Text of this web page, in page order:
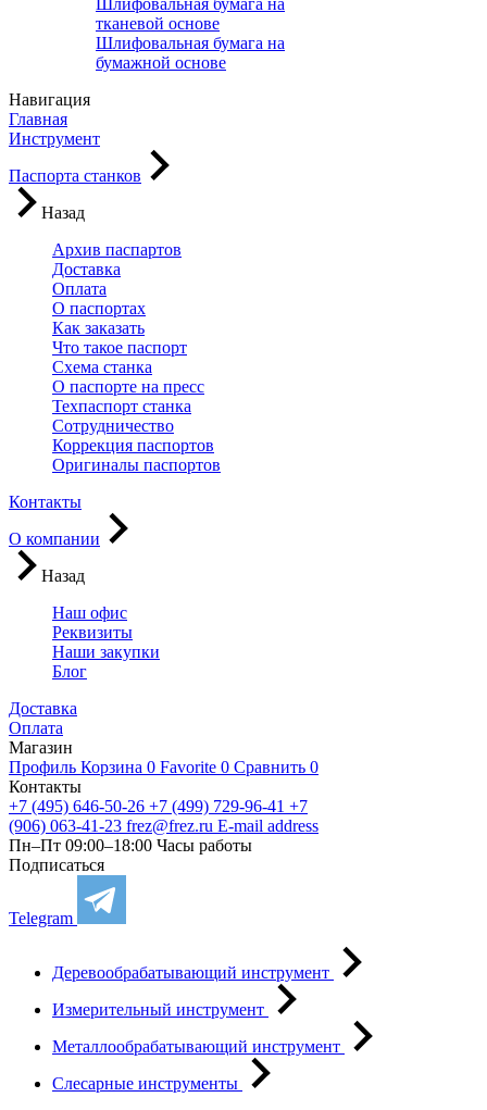
Шлифовальная бумага на
тканевой основе
Шлифовальная бумага на
бумажной основе
Навигация
Главная
Инструмент
Паспорта станков
Назад
Архив паспартов
Доставка
Оплата
О паспортах
Как заказать
Что такое паспорт
Схема станка
О паспорте на пресс
Техпаспорт станка
Сотрудничество
Коррекция паспортов
Оригиналы паспортов
Контакты
О компании
Назад
Наш офис
Реквизиты
Наши закупки
Блог
Доставка
Оплата
Магазин
Профиль Корзина 0 Favorite 0 Сравнить 0
Контакты
+7 (495) 646-50-26 +7 (499) 729-96-41 +7
(906) 063-41-23 frez@frez.ru E-mail address
Пн–Пт 09:00–18:00 Часы работы
Подписаться
Telegram
Деревообрабатывающий инструмент
Измерительный инструмент
Металлообрабатывающий инструмент
Слесарные инструменты